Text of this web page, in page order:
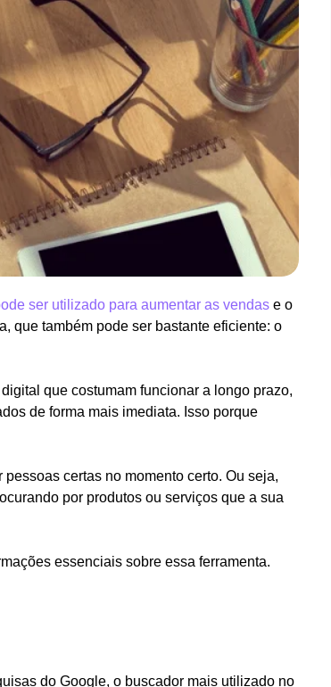
ser utilizado para aumentar as vendas e o
que também pode ser bastante eficiente: o
que costumam funcionar a longo prazo,
de forma mais imediata. Isso porque
certas no momento certo. Ou seja,
por produtos ou serviços que a sua
essenciais sobre essa ferramenta.
do Google, o buscador mais utilizado no